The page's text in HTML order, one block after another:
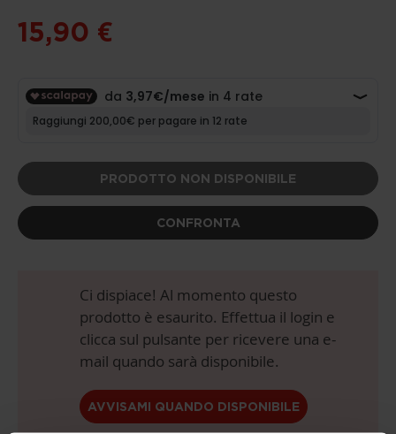
15,90 €
PRODOTTO NON DISPONIBILE
CONFRONTA
Ci dispiace! Al momento questo
prodotto è esaurito. Effettua il login e
clicca sul pulsante per ricevere una e-
mail quando sarà disponibile.
AVVISAMI QUANDO DISPONIBILE